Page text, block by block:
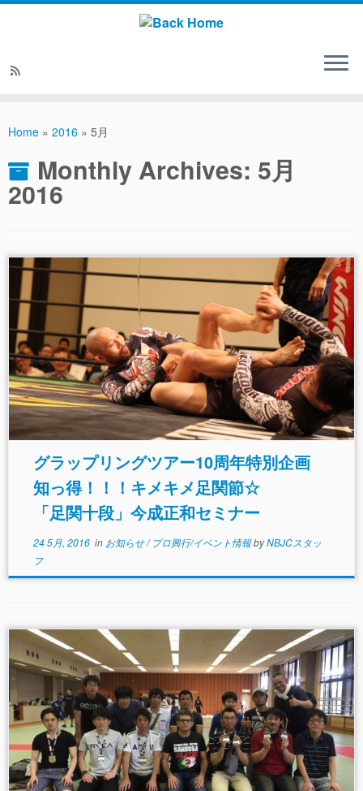
Home » 2016 » 5月
Monthly Archives: 5月
2016
グラップリングツアー10周年特別企画
知っ得！！！キメキメ足関節☆
「足関十段」今成正和セミナー
24 5月, 2016in お知らせ/ プロ興行/イベント情報byNBJCスタッ
フ